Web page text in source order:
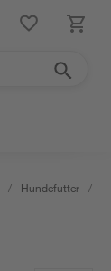
/ Hundefutter /